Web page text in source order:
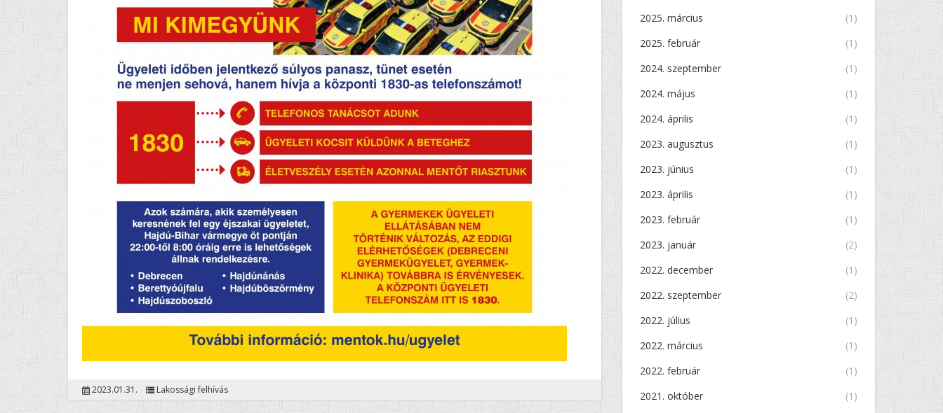
2023.01.31. Lakossági felhívás
2025. március
(1)
2025. február
(1)
2024. szeptember
(1)
2024. május
(1)
2024. április
(1)
2023. augusztus
(1)
2023. június
(1)
2023. április
(1)
2023. február
(1)
2023. január
(2)
2022. december
(1)
2022. szeptember
(2)
2022. július
(1)
2022. március
(1)
2022. február
(1)
2021. október
(1)